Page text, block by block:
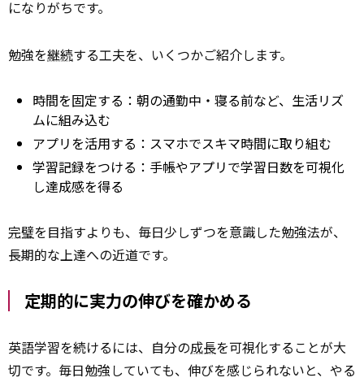
になりがちです。
勉強を継続する工夫を、いくつかご紹介します。
時間を固定する：朝の通勤中・寝る前など、生活リズ
ムに組み込む
アプリを活用する：スマホでスキマ時間に取り組む
学習記録をつける：手帳やアプリで学習日数を可視化
し達成感を得る
完璧を目指すよりも、毎日少しずつを意識した勉強法が、
長期的な上達への近道です。
定期的に実力の伸びを確かめる
英語学習を続けるには、自分の成長を可視化することが大
切です。毎日勉強していても、伸びを感じられないと、やる